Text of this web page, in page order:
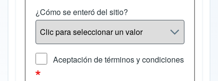
¿Cómo se enteró del sitio?
Aceptación de términos y condiciones